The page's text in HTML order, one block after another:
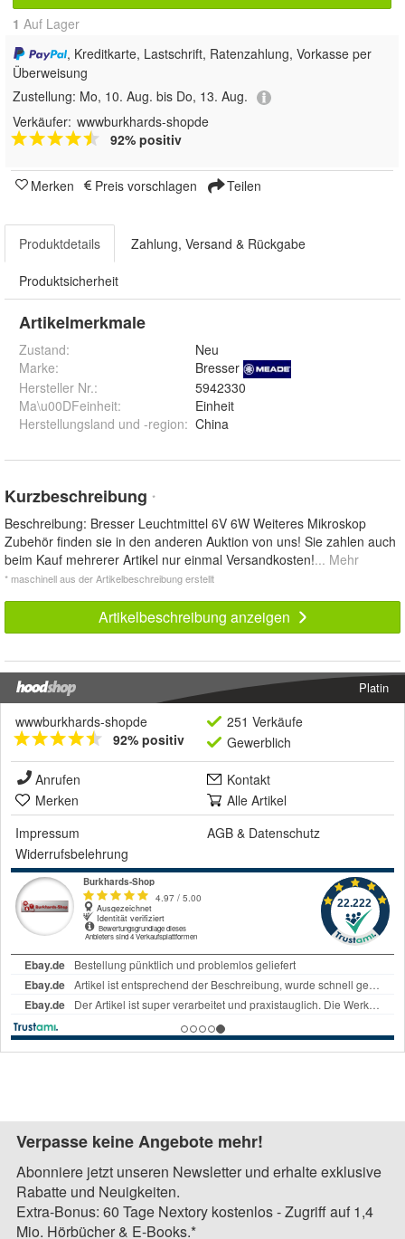
1 Auf Lager
, Kreditkarte, Lastschrift, Ratenzahlung, Vorkasse per
Überweisung
Zustellung: Mo, 10. Aug. bis Do, 13. Aug.
Verkäufer: wwwburkhards-shopde
92% positiv
Merken Preis vorschlagen Teilen
Produktdetails Zahlung, Versand & Rückgabe
Produktsicherheit
Artikelmerkmale
Zustand:
Neu
Marke:
Bresser
Hersteller Nr.:
5942330
Ma\u00DFeinheit:
Einheit
Herstellungsland und -region: China
Kurzbeschreibung *
Beschreibung: Bresser Leuchtmittel 6V 6W Weiteres Mikroskop
Zubehör finden sie in den anderen Auktion von uns! Sie zahlen auch
beim Kauf mehrerer Artikel nur einmal Versandkosten!... Mehr
* maschinell aus der Artikelbeschreibung erstellt
Artikelbeschreibung anzeigen
Platin
wwwburkhards-shopde
92% positiv
251 Verkäufe
Gewerblich
Anrufen
Kontakt
Merken
Alle Artikel
Impressum
AGB & Datenschutz
Widerrufsbelehrung
Verpasse keine Angebote mehr!
Abonniere jetzt unseren Newsletter und erhalte exklusive
Rabatte und Neuigkeiten.
Extra-Bonus: 60 Tage Nextory kostenlos - Zugriff auf 1,4
Mio. Hörbücher & E-Books.*